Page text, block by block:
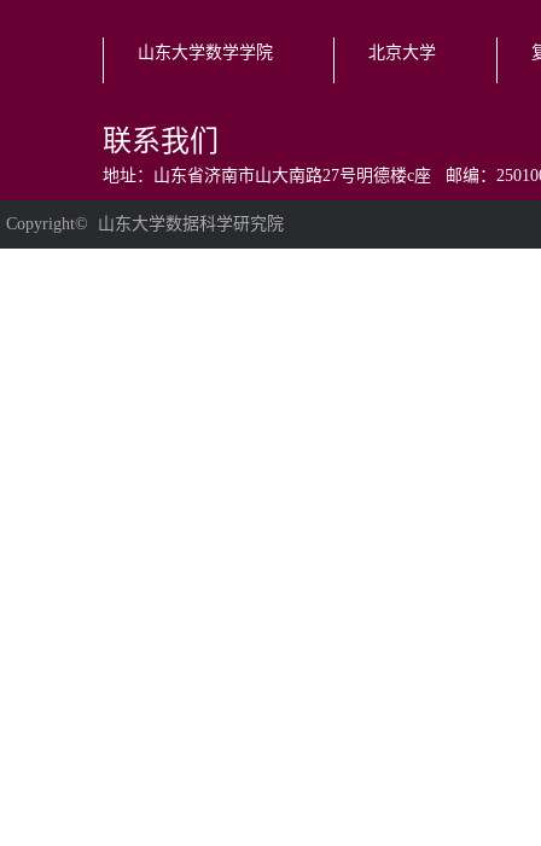
山东大学数学学院 北京大学
联系我们
地址：山东省济南市山大南路27号明德楼c座 邮编：
Copyright© 山东大学数据科学研究院